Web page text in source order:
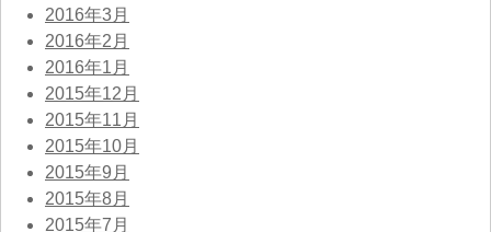
2016年3月
2016年2月
2016年1月
2015年12月
2015年11月
2015年10月
2015年9月
2015年8月
2015年7月